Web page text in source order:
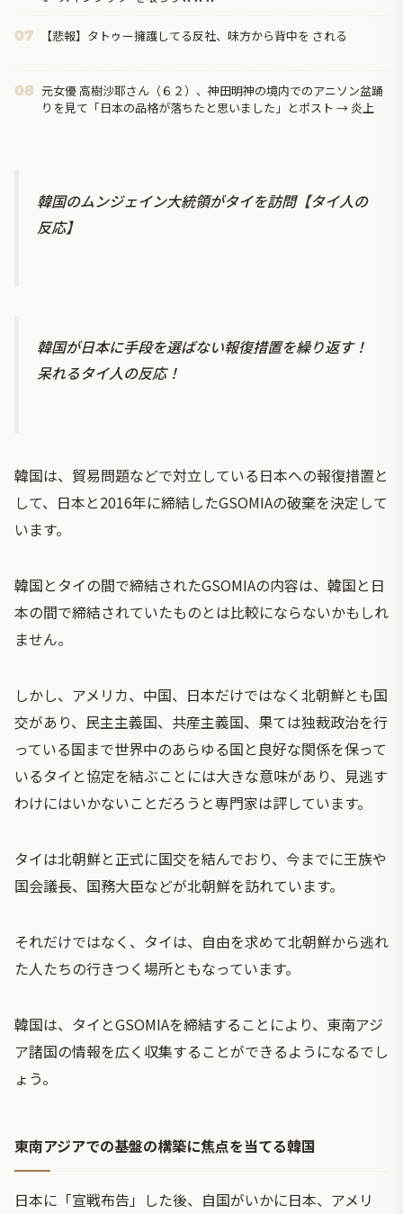
07 【悲報】タトゥー擁護してる反社、味方から背中を される
08 元女優 高樹沙耶さん（６２）、神田明神の境内でのアニソン盆踊
りを見て「日本の品格が落ちたと思いました」とポスト → 炎上
韓国のムンジェイン大統領がタイを訪問【タイ人の
反応】
韓国が日本に手段を選ばない報復措置を繰り返す！
呆れるタイ人の反応！
韓国は、貿易問題などで対立している日本への報復措置と
して、日本と2016年に締結したGSOMIAの破棄を決定して
います。
韓国とタイの間で締結されたGSOMIAの内容は、韓国と日
本の間で締結されていたものとは比較にならないかもしれ
ません。
しかし、アメリカ、中国、日本だけではなく北朝鮮とも国
交があり、民主主義国、共産主義国、果ては独裁政治を行
っている国まで世界中のあらゆる国と良好な関係を保って
いるタイと協定を結ぶことには大きな意味があり、見逃す
わけにはいかないことだろうと専門家は評しています。
タイは北朝鮮と正式に国交を結んでおり、今までに王族や
国会議長、国務大臣などが北朝鮮を訪れています。
それだけではなく、タイは、自由を求めて北朝鮮から逃れ
た人たちの行きつく場所ともなっています。
韓国は、タイとGSOMIAを締結することにより、東南アジ
ア諸国の情報を広く収集することができるようになるでし
ょう。
東南アジアでの基盤の構築に焦点を当てる韓国
日本に「宣戦布告」した後、自国がいかに日本、アメリ